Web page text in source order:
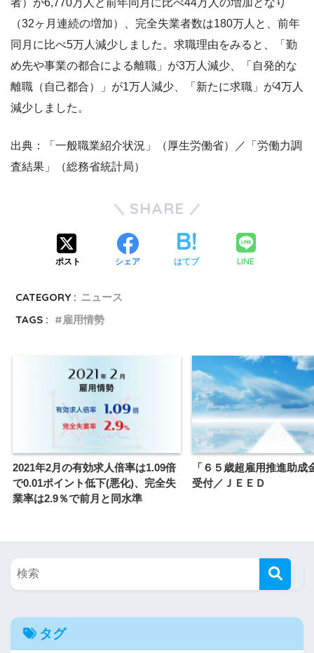
者）が6,770万人と前年同月に比べ44万人の増加となり
（32ヶ月連続の増加）、完全失業者数は180万人と、前年
同月に比べ5万人減少しました。求職理由をみると、「勤
め先や事業の都合による離職」が3万人減少、「自発的な
離職（自己都合）」が1万人減少、「新たに求職」が4万人
減少しました。
出典：「一般職業紹介状況」（厚生労働省）／「労働力調
査結果」（総務省統計局）
SHARE
ポスト シェア はてブ LINE
CATEGORY : ニュース
TAGS :
雇用情勢
2021年2月の有効求人倍率は1.09倍
で0.01ポイント低下(悪化)、完全失
業率は2.9％で前月と同水準
「６５歳超雇用推進助成
受付／ＪＥＥＤ
タグ